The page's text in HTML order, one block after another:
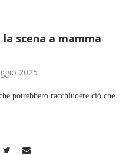
scena a mamma
2025
potrebbero racchiudere ciò che